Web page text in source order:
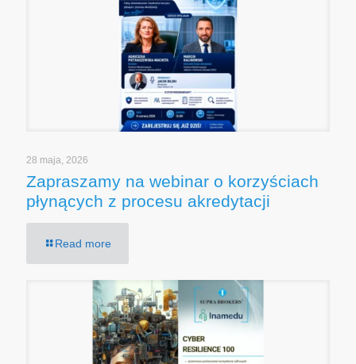
28 maja, 2026
Zapraszamy na webinar o korzyściach
płynących z procesu akredytacji
Read more